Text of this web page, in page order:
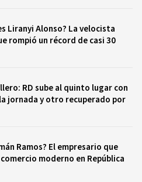
Liranyi Alonso? La velocista
rompió un récord de casi 30
RD sube al quinto lugar con
jornada y otro recuperado por
Ramos? El empresario que
moderno en República